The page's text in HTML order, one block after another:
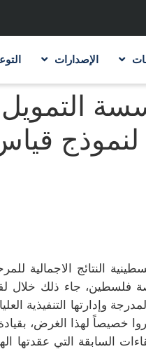
الإصدارات
لنموذج
النتائج الاجمالية
جاء ذلك خلال
وإدارتها التنفيذية
خصيصاً لهذا الغرض،
السابقة التي